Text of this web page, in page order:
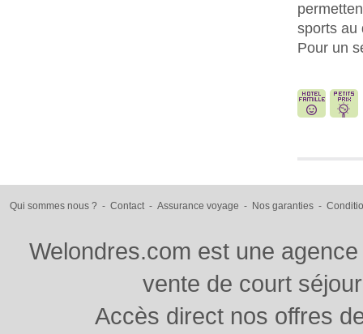
sports au
Pour un
Qui sommes nous ? - Contact - Assurance voyage - Nos garanties -
Welondres.com est une
vente de court
Accès direct nos offres